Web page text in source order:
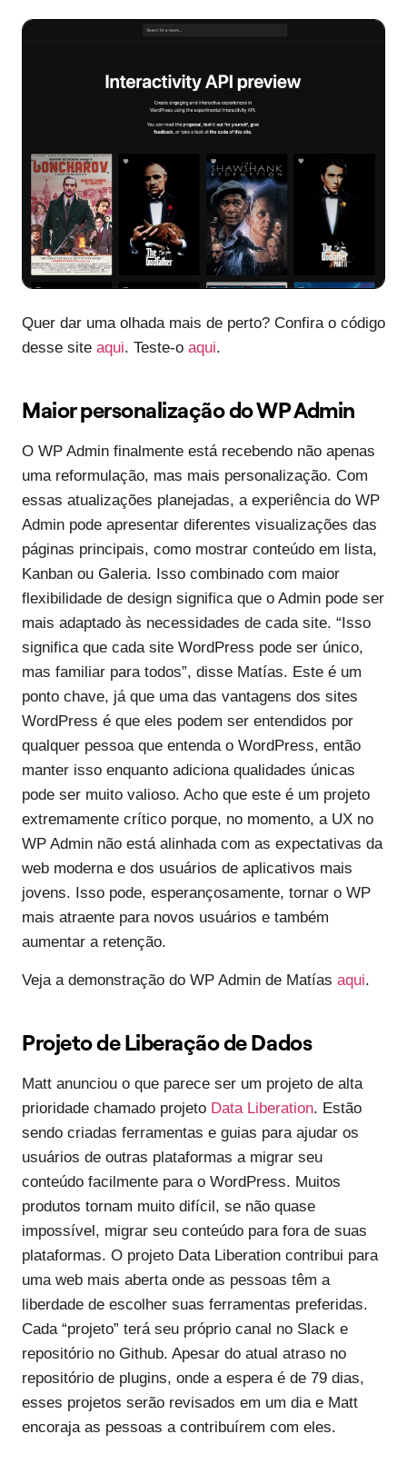
Quer dar uma olhada mais de perto? Confira o código
desse site aqui. Teste-o aqui.
Maior personalização do WP Admin
O WP Admin finalmente está recebendo não apenas
uma reformulação, mas mais personalização. Com
essas atualizações planejadas, a experiência do WP
Admin pode apresentar diferentes visualizações das
páginas principais, como mostrar conteúdo em lista,
Kanban ou Galeria. Isso combinado com maior
flexibilidade de design significa que o Admin pode ser
mais adaptado às necessidades de cada site. “Isso
significa que cada site WordPress pode ser único,
mas familiar para todos”, disse Matías. Este é um
ponto chave, já que uma das vantagens dos sites
WordPress é que eles podem ser entendidos por
qualquer pessoa que entenda o WordPress, então
manter isso enquanto adiciona qualidades únicas
pode ser muito valioso. Acho que este é um projeto
extremamente crítico porque, no momento, a UX no
WP Admin não está alinhada com as expectativas da
web moderna e dos usuários de aplicativos mais
jovens. Isso pode, esperançosamente, tornar o WP
mais atraente para novos usuários e também
aumentar a retenção.
Veja a demonstração do WP Admin de Matías aqui.
Projeto de Liberação de Dados
Matt anunciou o que parece ser um projeto de alta
prioridade chamado projeto Data Liberation. Estão
sendo criadas ferramentas e guias para ajudar os
usuários de outras plataformas a migrar seu
conteúdo facilmente para o WordPress. Muitos
produtos tornam muito difícil, se não quase
impossível, migrar seu conteúdo para fora de suas
plataformas. O projeto Data Liberation contribui para
uma web mais aberta onde as pessoas têm a
liberdade de escolher suas ferramentas preferidas.
Cada “projeto” terá seu próprio canal no Slack e
repositório no Github. Apesar do atual atraso no
repositório de plugins, onde a espera é de 79 dias,
esses projetos serão revisados em um dia e Matt
encoraja as pessoas a contribuírem com eles.